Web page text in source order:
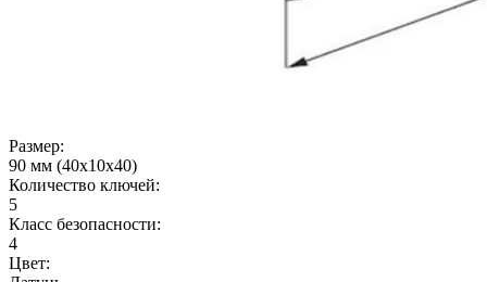
Размер:
90 мм (40x10x40)
Количество ключей:
5
Класс безопасности:
4
Цвет: